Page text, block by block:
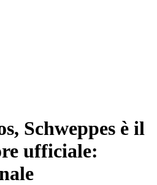
Schweppes è il
ufficiale: